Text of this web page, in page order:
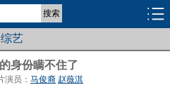
搜索
综艺
身份瞒不住了
演员：马俊裔 赵薇淇